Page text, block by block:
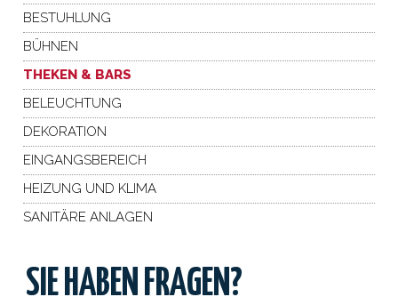
BESTUHLUNG
BÜHNEN
THEKEN & BARS
BELEUCHTUNG
DEKORATION
EINGANGSBEREICH
HEIZUNG UND KLIMA
SANITÄRE ANLAGEN
SIE HABEN FRAGEN?